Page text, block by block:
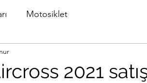
Motosiklet
2021